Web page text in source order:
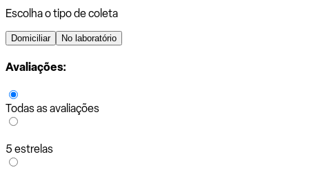
Escolha o tipo de coleta
Domiciliar No laboratório
Avaliações:
Todas as avaliações
5 estrelas